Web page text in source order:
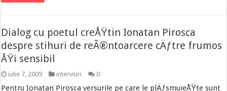
Dialog cu poetul creÅŸtin Ionatan Pirosca
despre stihuri de reÃ®ntoarcere cÄƒtre frumos
ÅŸi sensibil
iulie 7, 2009 interviuri 0
Pentru Ionatan Pirosca versurile pe care le plÄƒsmuieÅŸte sunt